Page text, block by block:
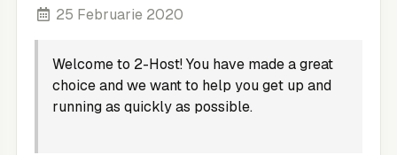
25 Februarie 2020
Welcome to 2-Host! You have made a great
choice and we want to help you get up and
running as quickly as possible.